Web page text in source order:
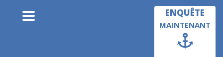
ENQUÊTE
MAINTENANT